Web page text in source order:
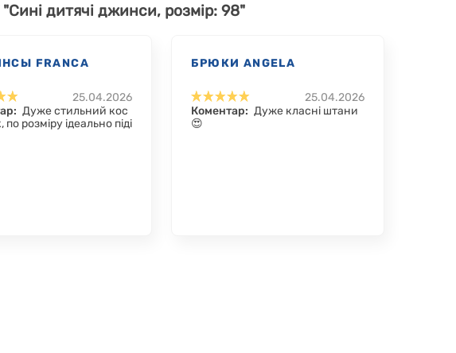
"Сині дитячі джинси, розмір: 98"
FRANCA
25.04.2026
Дуже стильний кос
розміру ідеально піді
БРЮКИ ANGELA
25.04.2026
Коментар: Дуже класні штани
😍